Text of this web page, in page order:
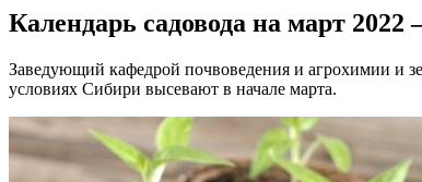
Календарь садовода на март 2022
Заведующий кафедрой почвоведения и агрохимии и
условиях Сибири высевают в начале марта.